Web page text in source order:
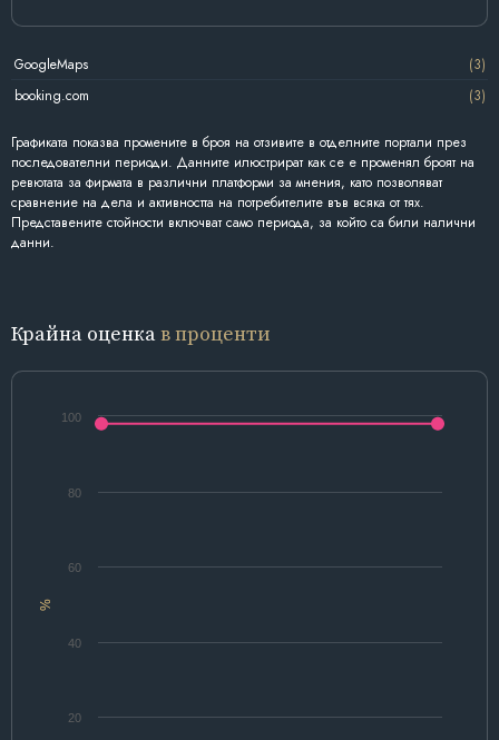
GoogleMaps
(3)
booking.com
(3)
Графиката показва промените в броя на отзивите в отделните портали през
последователни периоди. Данните илюстрират как се е променял броят на
ревютата за фирмата в различни платформи за мнения, като позволяват
сравнение на дела и активността на потребителите във всяка от тях.
Представените стойности включват само периода, за който са били налични
данни.
Крайна оценкав проценти
%
20
40
60
80
100